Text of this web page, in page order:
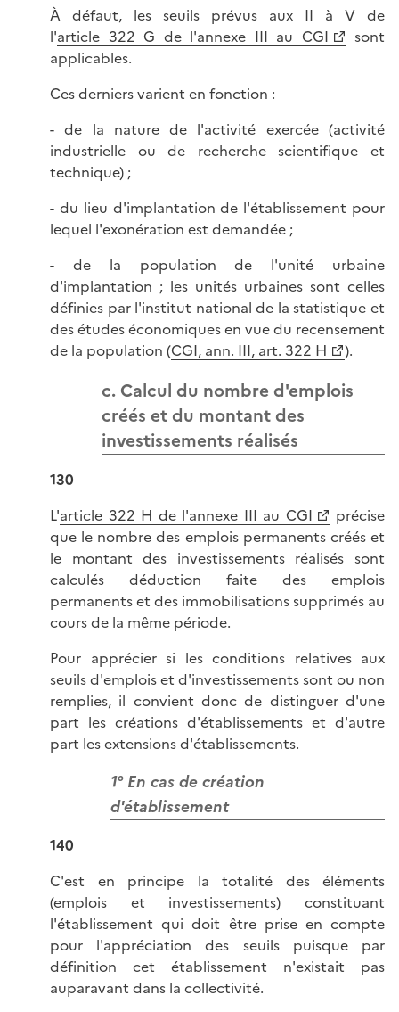
À défaut, les seuils prévus aux II à V de
l'article 322 G de l'annexe III au CGI
sont
applicables.
Ces derniers varient en fonction :
- de la nature de l'activité exercée (activité
industrielle ou de recherche scientifique et
technique) ;
- du lieu d'implantation de l'établissement pour
lequel l'exonération est demandée ;
- de la population de l'unité urbaine
d'implantation ; les unités urbaines sont celles
définies par l'institut national de la statistique et
des études économiques en vue du recensement
de la population (CGI, ann. III, art. 322 H ).
c. Calcul du nombre d'emplois
créés et du montant des
investissements réalisés
130
L'article 322 H de l'annexe III au CGI
précise
que le nombre des emplois permanents créés et
le montant des investissements réalisés sont
calculés déduction faite des emplois
permanents et des immobilisations supprimés au
cours de la même période.
Pour apprécier si les conditions relatives aux
seuils d'emplois et d'investissements sont ou non
remplies, il convient donc de distinguer d'une
part les créations d'établissements et d'autre
part les extensions d'établissements.
1° En cas de création
d'établissement
140
C'est en principe la totalité des éléments
(emplois et investissements) constituant
l'établissement qui doit être prise en compte
pour l'appréciation des seuils puisque par
définition cet établissement n'existait pas
auparavant dans la collectivité.